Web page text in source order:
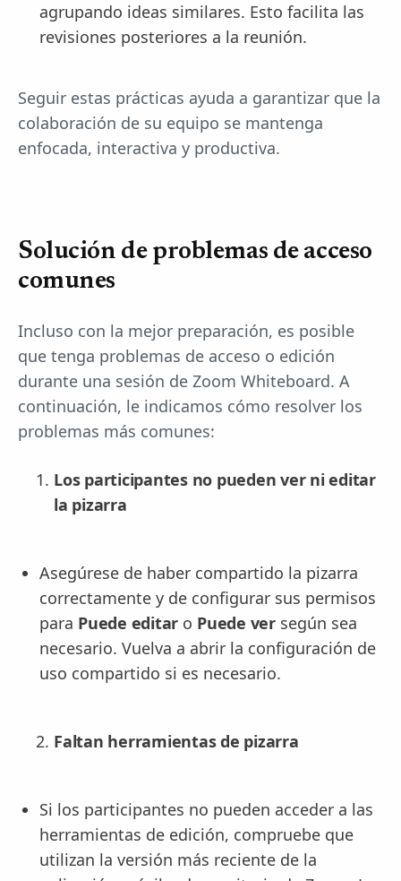
agrupando ideas similares. Esto facilita las
revisiones posteriores a la reunión.
Seguir estas prácticas ayuda a garantizar que la
colaboración de su equipo se mantenga
enfocada, interactiva y productiva.
Solución de problemas de acceso
comunes
Incluso con la mejor preparación, es posible
que tenga problemas de acceso o edición
durante una sesión de Zoom Whiteboard. A
continuación, le indicamos cómo resolver los
problemas más comunes:
Los participantes no pueden ver ni editar
la pizarra
Asegúrese de haber compartido la pizarra
correctamente y de configurar sus permisos
para Puede editar o Puede versegún sea
necesario. Vuelva a abrir la configuración de
uso compartido si es necesario.
Faltan herramientas de pizarra
Si los participantes no pueden acceder a las
herramientas de edición, compruebe que
utilizan la versión más reciente de la